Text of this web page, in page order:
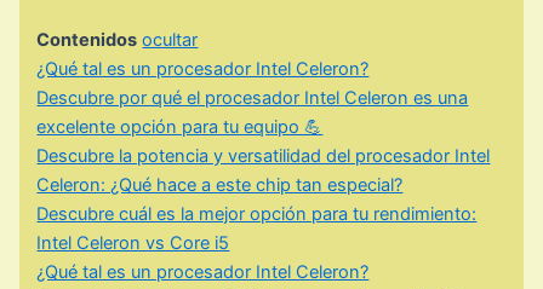
Contenidos ocultar
¿Qué tal es un procesador Intel Celeron?
Descubre por qué el procesador Intel Celeron es una
excelente opción para tu equipo 💪
Descubre la potencia y versatilidad del procesador Intel
Celeron: ¿Qué hace a este chip tan especial?
Descubre cuál es la mejor opción para tu rendimiento:
Intel Celeron vs Core i5
¿Qué tal es un procesador Intel Celeron?